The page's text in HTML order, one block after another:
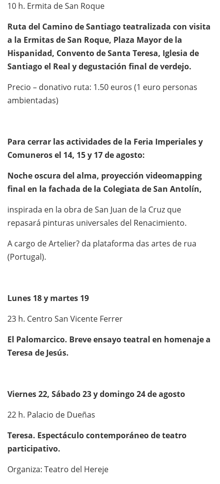
10 h. Ermita de San Roque
Ruta del Camino de Santiago teatralizada con visita
a la Ermitas de San Roque, Plaza Mayor de la
Hispanidad, Convento de Santa Teresa, Iglesia de
Santiago el Real y degustación final de verdejo.
Precio – donativo ruta: 1.50 euros (1 euro personas
ambientadas)
Para cerrar las actividades de la Feria Imperiales y
Comuneros el 14, 15 y 17 de agosto:
Noche oscura del alma, proyección videomapping
final en la fachada de la Colegiata de San Antolín,
inspirada en la obra de San Juan de la Cruz que
repasará pinturas universales del Renacimiento.
A cargo de Artelier? da plataforma das artes de rua
(Portugal).
Lunes 18 y martes 19
23 h. Centro San Vicente Ferrer
El Palomarcico. Breve ensayo teatral en homenaje a
Teresa de Jesús.
Viernes 22, Sábado 23 y domingo 24 de agosto
22 h. Palacio de Dueñas
Teresa. Espectáculo contemporáneo de teatro
participativo.
Organiza: Teatro del Hereje